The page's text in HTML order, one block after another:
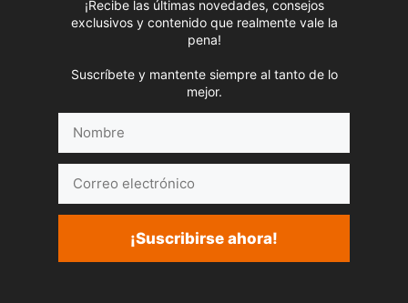
¡Recibe las últimas novedades, consejos
exclusivos y contenido que realmente vale la
pena!
Suscríbete y mantente siempre al tanto de lo
mejor.
electrónico
¡Suscribirse ahora!